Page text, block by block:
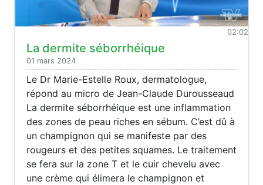
02:02
La dermite séborrhéique
01 mars 2024
Le Dr Marie-Estelle Roux, dermatologue,
répond au micro de Jean-Claude Durousseaud
La dermite séborrhéique est une inflammation
des zones de peau riches en sébum. C’est dû à
un champignon qui se manifeste par des
rougeurs et des petites squames. Le traitement
se fera sur la zone T et le cuir chevelu avec
une crème qui élimera le champignon et